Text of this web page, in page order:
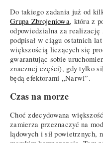
Do takiego zadania już od
Grupa Zbrojeniowa, która z
odpowiedzialna za
podpisał w ciągu ostatnich
większością liczących się
gwarantując sobie
znacznej części), gdy tylko
będą efektorami „Narwi”.
Czas na morze
Choć zdecydowana
zamierza przeznaczyć na
lądowych i sił powietrznych,